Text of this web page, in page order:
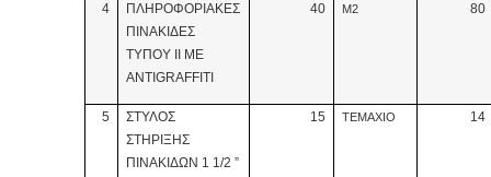
4
ΠΛΗΡΟΦΟΡΙΑΚΕΣ
ΠΙΝΑΚΙΔΕΣ
ΤΥΠΟΥ ΙΙ ΜΕ
ANTIGRAFFITI
40 Μ2 80
5
ΣΤΥΛΟΣ
ΣΤΗΡΙΞΗΣ
ΠΙΝΑΚΙΔΩΝ 1 1/2 ”
15 ΤΕΜΑΧΙΟ 14